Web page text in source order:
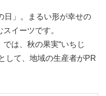
日」。まるい形が幸せの
イーツです。
は、秋の果実“いちじ
して、地域の生産者がPR